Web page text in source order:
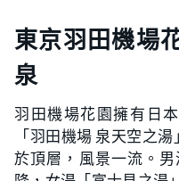
東京羽田機場
泉
羽田機場花園擁有日
「羽田機場 泉天空之
於頂層，風景一流。